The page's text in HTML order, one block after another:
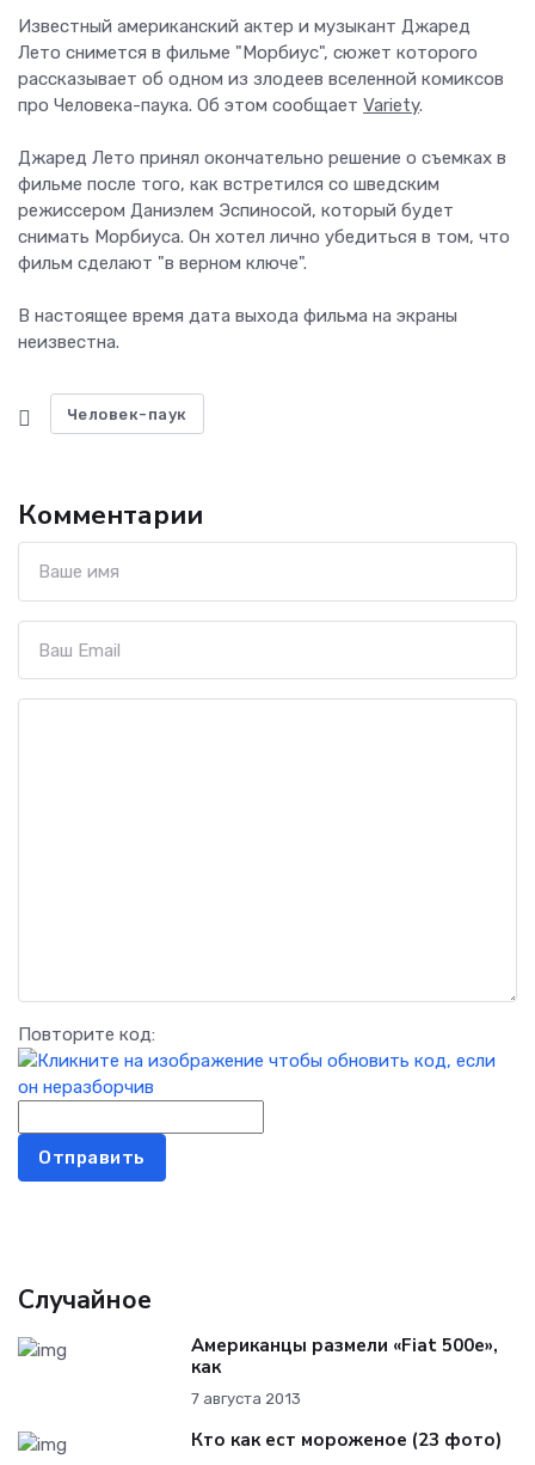
Известный американский актер и музыкант Джаред
Лето снимется в фильме "Морбиус", сюжет которого
рассказывает об одном из злодеев вселенной комиксов
про Человека-паука. Об этом сообщает Variety.
Джаред Лето принял окончательно решение о съемках в
фильме после того, как встретился со шведским
режиссером Даниэлем Эспиносой, который будет
снимать Морбиуса. Он хотел лично убедиться в том, что
фильм сделают "в верном ключе".
В настоящее время дата выхода фильма на экраны
неизвестна.
Человек-паук
Комментарии
Повторите код:
Отправить
Случайное
Американцы размели «Fiat 500e»,
как
7 августа 2013
Кто как ест мороженое (23 фото)